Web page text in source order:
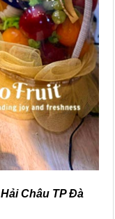
Châu TP Đà